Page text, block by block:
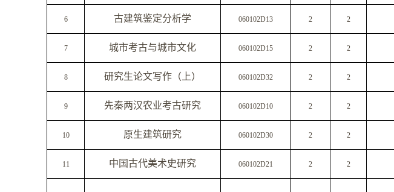
6 古建筑鉴定分析学 060102D13 2 2
7 城市考古与城市文化 060102D15 2 2
8 研究生论文写作（上） 060102D32 2 2
9 先秦两汉农业考古研究 060102D10 2 2
10 原生建筑研究 060102D30 2 2
11 中国古代美术史研究 060102D21 2 2